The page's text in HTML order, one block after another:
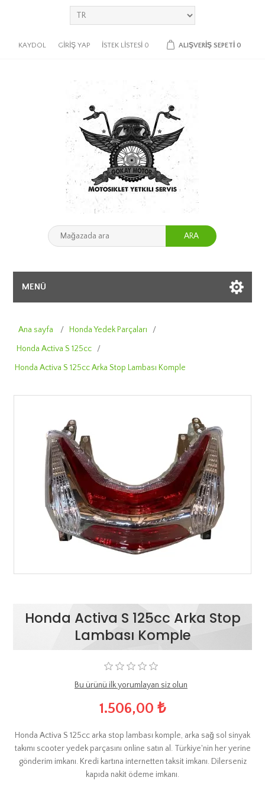
KAYDOL GIRIŞ YAP İSTEK LISTESI 0 ALIŞVERIŞ SEPETI 0
ARA
MENÜ
Ana sayfa / Honda Yedek Parçaları
/
Honda Activa S 125cc
/
Honda Activa S 125cc Arka Stop Lambası Komple
Honda Activa S 125cc Arka Stop
Lambası Komple
Bu ürünü ilk yorumlayan siz olun
1.506,00 ₺
Honda Activa S 125cc arka stop lambası komple, arka sağ sol sinyak
takımı scooter yedek parçasını online satın al. Türkiye'nin her yerine
gönderim imkanı. Kredi kartına internetten taksit imkanı. Dilerseniz
kapıda nakit ödeme imkanı.